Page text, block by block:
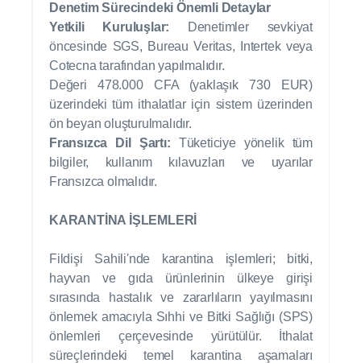
Denetim Sürecindeki Önemli Detaylar
Yetkili Kuruluşlar: Denetimler sevkiyat
öncesinde SGS, Bureau Veritas, Intertek veya
Cotecna tarafından yapılmalıdır.
Değeri 478.000 CFA (yaklaşık 730 EUR)
üzerindeki tüm ithalatlar için sistem üzerinden
ön beyan oluşturulmalıdır.
Fransızca Dil Şartı: Tüketiciye yönelik tüm
bilgiler, kullanım kılavuzları ve uyarılar
Fransızca olmalıdır.
KARANTİNA İŞLEMLERİ
Fildişi Sahili'nde karantina işlemleri; bitki,
hayvan ve gıda ürünlerinin ülkeye girişi
sırasında hastalık ve zararlıların yayılmasını
önlemek amacıyla Sıhhi ve Bitki Sağlığı (SPS)
önlemleri çerçevesinde yürütülür. İthalat
süreçlerindeki temel karantina aşamaları